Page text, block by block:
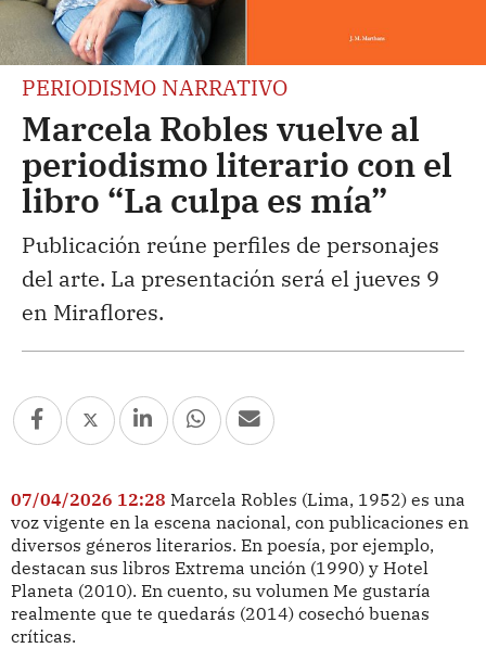
PERIODISMO NARRATIVO
Marcela Robles vuelve al
periodismo literario con el
libro “La culpa es mía”
Publicación reúne perfiles de personajes
del arte. La presentación será el jueves 9
en Miraflores.
07/04/2026 12:28 Marcela Robles (Lima, 1952) es una
voz vigente en la escena nacional, con publicaciones en
diversos géneros literarios. En poesía, por ejemplo,
destacan sus libros Extrema unción (1990) y Hotel
Planeta (2010). En cuento, su volumen Me gustaría
realmente que te quedarás (2014) cosechó buenas
críticas.